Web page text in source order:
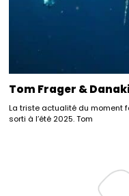
Tom Frager &
La triste actualité du moment
sorti à l’été 2025. Tom